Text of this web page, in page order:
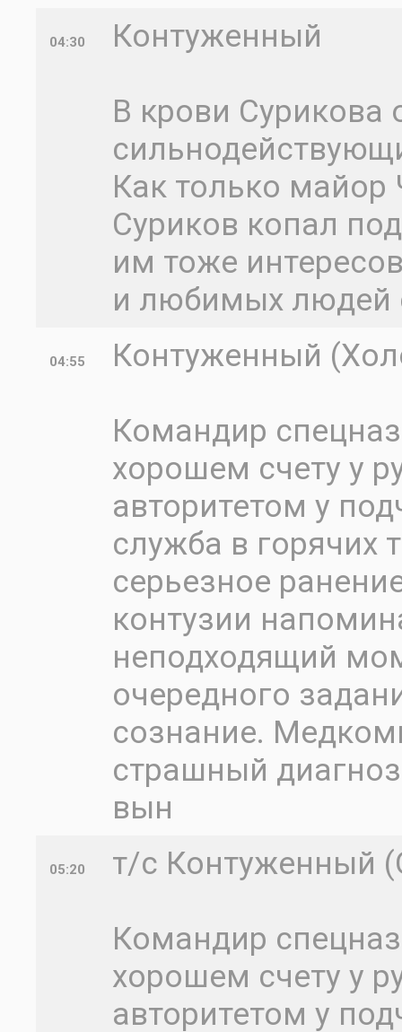
04:30
Контуженный
В крови Сурикова
Как только майор
Суриков копал
им тоже
и любимых людей
04:55
Контуженный
Командир
хорошем счету у
авторитетом у
служба в горячих
серьезное
контузии
неподходящий
очередного
сознание.
страшный
вын
05:20
т/с Контуженный
Командир
хорошем счету у
авторитетом у